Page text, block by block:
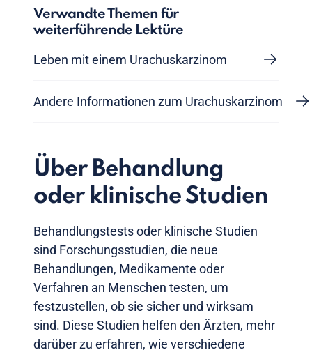
Verwandte Themen für
weiterführende Lektüre
Leben mit einem Urachuskarzinom
Andere Informationen zum Urachuskarzinom
Über Behandlung
oder klinische Studien
Behandlungstests oder klinische Studien
sind Forschungsstudien, die neue
Behandlungen, Medikamente oder
Verfahren an Menschen testen, um
festzustellen, ob sie sicher und wirksam
sind. Diese Studien helfen den Ärzten, mehr
darüber zu erfahren, wie verschiedene